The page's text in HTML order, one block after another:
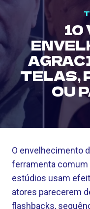
10
TELAS,
OU
O envelhecimento
ferramenta comum
estúdios usam
atores parecerem
flashbacks,